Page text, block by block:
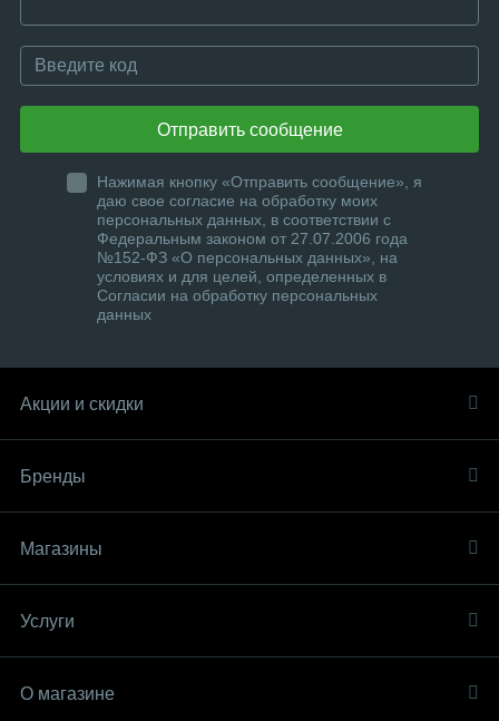
Отправить сообщение
Нажимая кнопку «Отправить сообщение», я
даю свое согласие на обработку моих
персональных данных, в соответствии с
Федеральным законом от 27.07.2006 года
№152-ФЗ «О персональных данных», на
условиях и для целей, определенных в
Согласии на обработку персональных
данных
Акции и скидки
Бренды
Магазины
Услуги
О магазине